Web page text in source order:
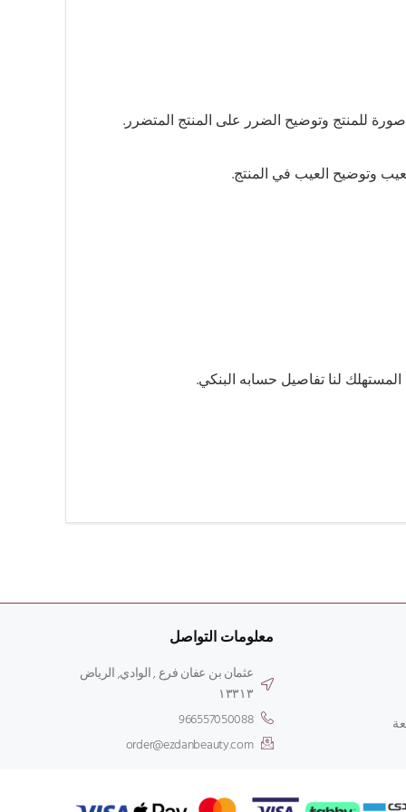
معلومات التواصل
عثمان بن عفان فرع , الوادي, الرياض
۱۳۳۱۳
966557050088
order@ezdanbeauty.com